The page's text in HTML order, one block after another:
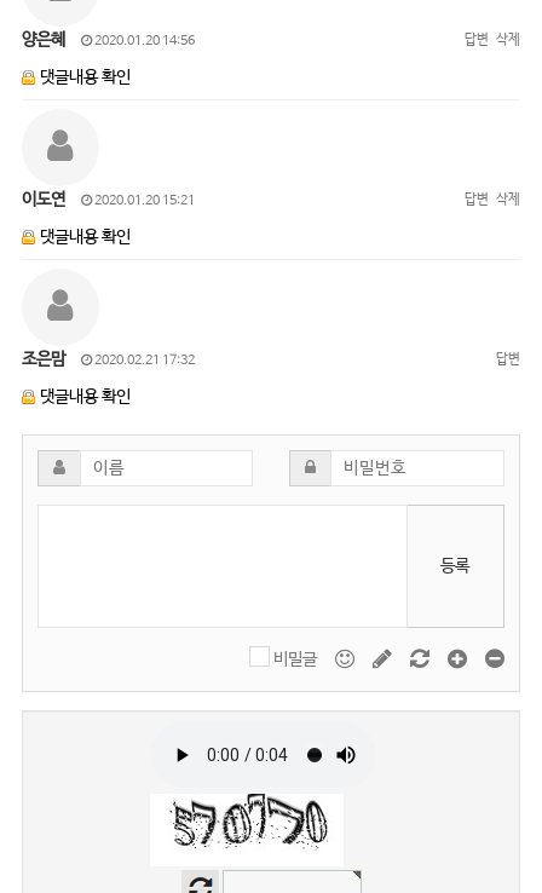
양은혜 2020.01.20 14:56 답변 삭제
댓글내용 확인
이도연 2020.01.20 15:21 답변 삭제
댓글내용 확인
조은맘 2020.02.21 17:32 답변
댓글내용 확인
등록
비밀글